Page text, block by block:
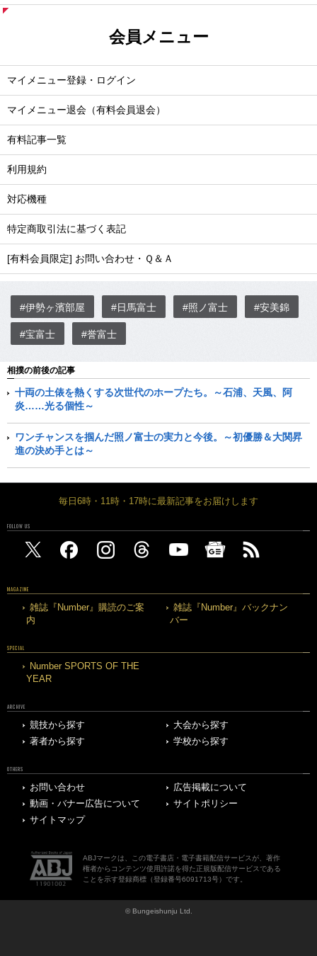
会員メニュー
マイメニュー登録・ログイン
マイメニュー退会（有料会員退会）
有料記事一覧
利用規約
対応機種
特定商取引法に基づく表記
[有料会員限定] お問い合わせ・Ｑ＆Ａ
#伊勢ヶ濱部屋 #日馬富士 #照ノ富士 #安美錦
#宝富士 #誉富士
相撲の前後の記事
十両の土俵を熱くする次世代のホープたち。～石浦、天風、阿
炎……光る個性～
ワンチャンスを掴んだ照ノ富士の実力と今後。～初優勝＆大関昇
進の決め手とは～
毎日6時・11時・17時に最新記事をお届けします
FOLLOW US
MAGAZINE
雑誌『Number』購読のご案
内
雑誌『Number』バックナン
バー
SPECIAL
Number SPORTS OF THE
YEAR
ARCHIVE
競技から探す
大会から探す
著者から探す
学校から探す
OTHERS
お問い合わせ
広告掲載について
動画・バナー広告について
サイトポリシー
サイトマップ
ABJマークは、この電子書店・電子書籍配信サービスが、著作
権者からコンテンツ使用許諾を得た正規版配信サービスである
ことを示す登録商標（登録番号6091713号）です。
© Bungeishunju Ltd.